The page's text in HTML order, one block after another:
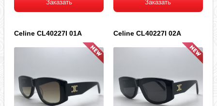
Заказать Заказать
Celine CL40227I 01A Celine CL40227I 02A